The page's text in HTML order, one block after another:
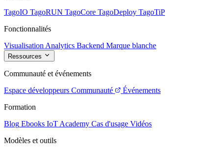
TagoIO TagoRUN TagoCore TagoDeploy TagoTiP
Fonctionnalités
Visualisation Analytics Backend Marque blanche
Ressources
Communauté et événements
Espace développeurs Communauté
Événements
Formation
Blog Ebooks IoT Academy Cas d'usage Vidéos
Modèles et outils